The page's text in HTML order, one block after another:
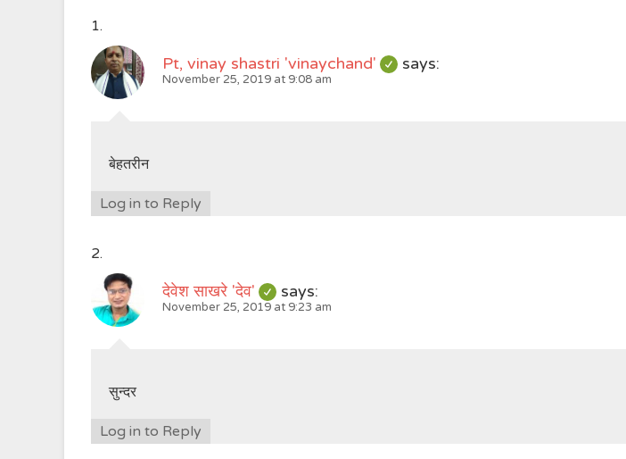
Pt, vinay shastri 'vinaychand' says:
November 25, 2019 at 9:08 am
बेहतरीन
Log in to Reply
देवेश साखरे 'देव' says:
November 25, 2019 at 9:23 am
सुन्दर
Log in to Reply